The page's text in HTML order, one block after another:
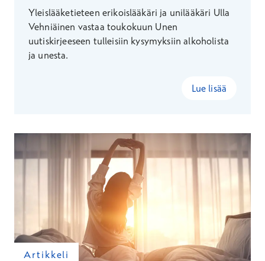
Yleislääketieteen erikoislääkäri ja unilääkäri Ulla
Vehniäinen vastaa toukokuun Unen
uutiskirjeeseen tulleisiin kysymyksiin alkoholista
ja unesta.
Lue lisää
Artikkeli